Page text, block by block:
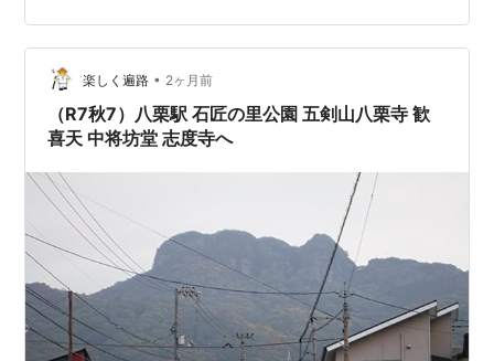
であることから、宝そのものを表す。 ・歓喜天が守護を
入れる時の第一次審査のお姿。 等等、、、、…
楽しく遍路 • 2ヶ月前
（R7秋7）八栗駅 石匠の里公園 五剣山八栗寺 歓
喜天 中将坊堂 志度寺へ